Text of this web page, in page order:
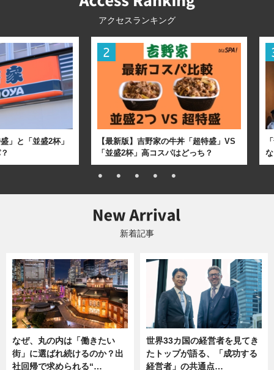
アクセスランキング
」と「並盛2杯」
【最新版】吉野家の牛丼「超特盛」VS
「並盛2杯」高コスパはどっち？
新着記事
なぜ、丸の内は「働きたい
街」に選ばれ続けるのか？出
社回帰で求められる“…
世界33カ国の経営者を見てき
たトップが語る、「成功する
経営者」の共通点…